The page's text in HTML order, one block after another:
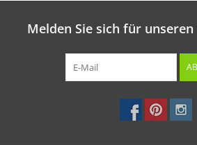
Melden Sie sich für